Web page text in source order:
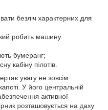
безліч характерних для
робить машину
бумеранг;
кабіну пілотів.
увагу не зовсім
У його центральній
активної
розташовується на даху